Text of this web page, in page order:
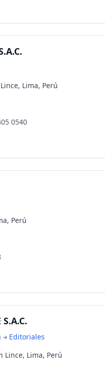
Lima, Perú
0540
Perú
Editoriales
Lince, Lima, Perú